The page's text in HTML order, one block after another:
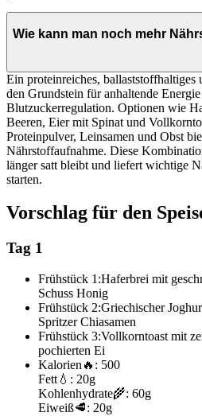
Wie kann man noch mehr
Ein proteinreiches, ballaststoffhaltiges
den Grundstein für anhaltende
Blutzuckerregulation. Optionen wie
Beeren, Eier mit Spinat und
Proteinpulver, Leinsamen und Obst
Nährstoffaufnahme. Diese
länger satt bleibt und liefert wichtige
starten.
Vorschlag für den
Tag 1
Frühstück 1:Haferbrei mit
Schuss Honig
Frühstück 2:Griechischer
Spritzer Chiasamen
Frühstück 3:Vollkorntoast mit
pochierten Ei
Kalorien 🔥: 500
Fett 💧: 20g
Kohlenhydrate🌾: 60g
Eiweiß🥩: 20g